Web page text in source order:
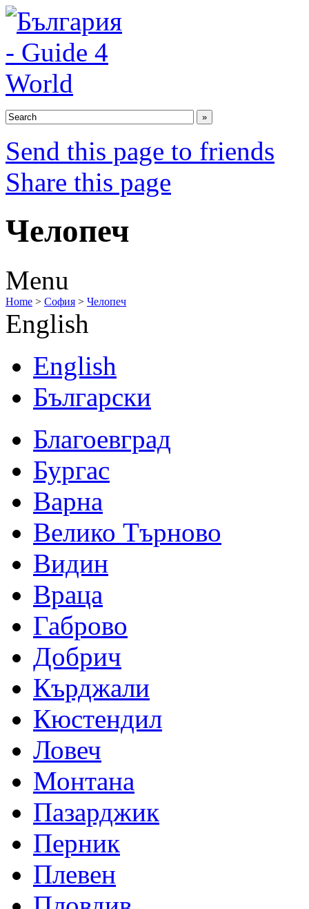
Send this page to friends
Share this page
Челопеч
Menu
Home > София > Челопеч
English
English
Български
Благоевград
Бургас
Варна
Велико Търново
Видин
Враца
Габрово
Добрич
Кърджали
Кюстендил
Ловеч
Монтана
Пазарджик
Перник
Плевен